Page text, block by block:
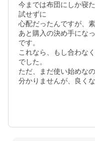
今までは布団にしか寝
試せずに
心配だったんですが、
あと購入の決め手にな
です。
これなら、もし合わな
でした。
ただ、まだ使い始めな
分かりませんが、良く